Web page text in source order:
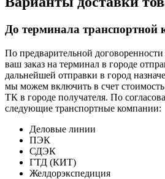
До терминала транспортной
По предварительной
ваш заказ на терминал в городе
дальнейшей отправки в город
мы можем включить в счет
ТК в городе получателя. По
следующие транспортные компании:
Деловые линии
ПЭК
СДЭК
ГТД (КИТ)
Желдорэкспедиция